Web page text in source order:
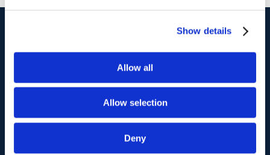
Show details
Allow all
Allow selection
Deny
I nostri contatti.
Indirizzo postale unificato .
Studio Legale Scicchitano
Via Emilio Faà di Bruno, 4